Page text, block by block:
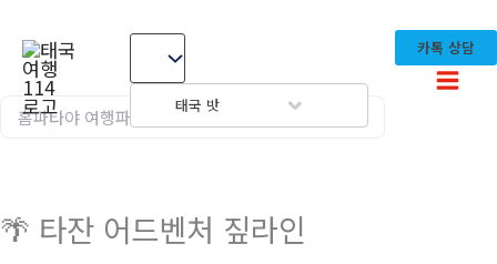
기
태국 밧
카톡 상담
홈파타야 여행파타야 티켓🌴 타잔 어드벤처 짚라인
🌴 타잔 어드벤처 짚라인